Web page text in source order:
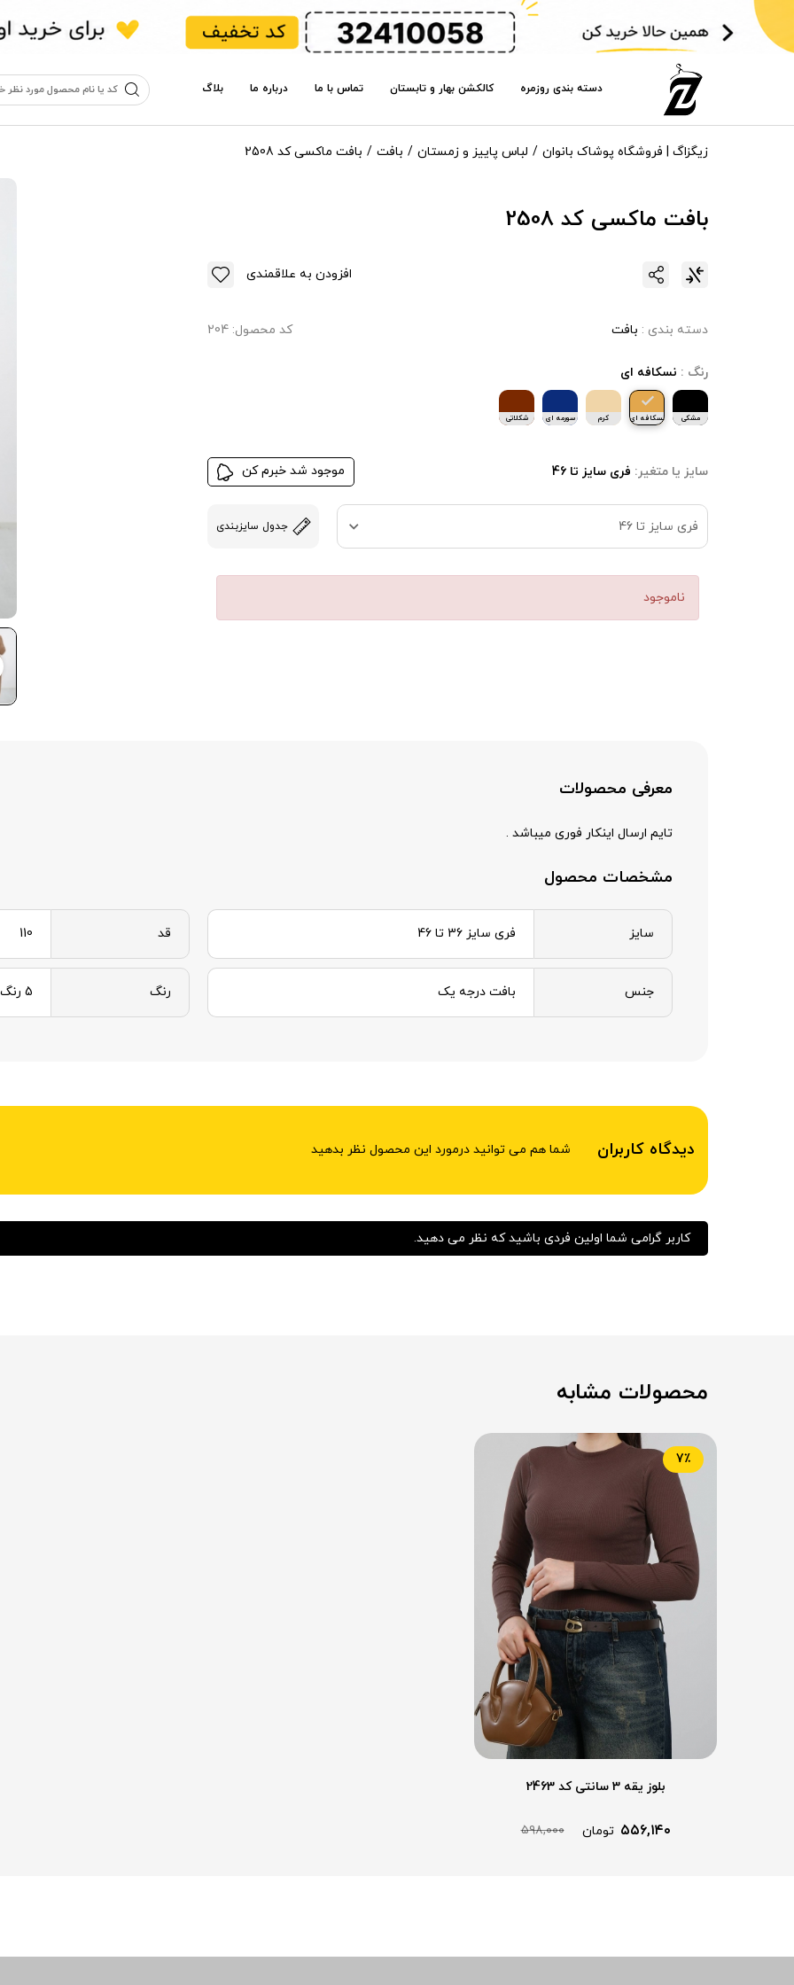
دسته بندی روزمره کالکشن بهار و تابستان تماس با ما درباره ما بلاگ
زیگزاگ | فروشگاه پوشاک بانوان لباس پاییز و زمستان بافت بافت ماکسی کد 2508
بافت ماکسی کد 2508
افزودن به علاقمندی
دسته بندی : بافت کد محصول: 204
رنگ : نسکافه ای
مشکی نسکافه ای کرم سورمه ای شکلاتی
سایز یا متغیر: فری سایز تا 46 موجود شد خبرم کن
فری سایز تا 46 جدول سایزبندی
ناموجود
معرفی محصولات
تایم ارسال اینکار فوری میباشد .
مشخصات محصول
سایز فری سایز 36 تا 46 قد 110
جنس بافت درجه یک رنگ 5 رنگ
دیدگاه کاربران شما هم می توانید درمورد این محصول نظر بدهید
کاربر گرامی شما اولین فردی باشید که نظر می دهید.
محصولات مشابه
بلوز یقه 3 سانتی کد 2463
۵۵۶,۱۴۰ تومان ۵۹۸,۰۰۰
7٪